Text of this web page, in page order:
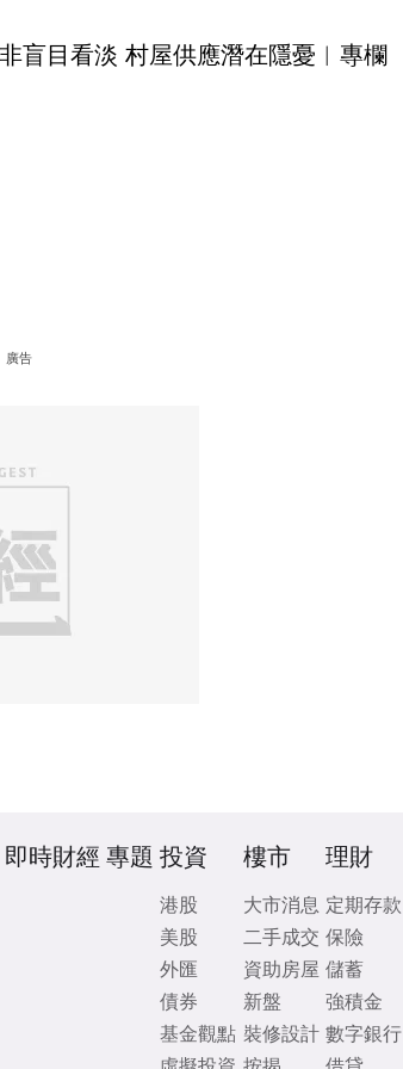
盲目看淡 村屋供應潛在隱憂︳專欄
廣告
即時財經 專題 投資
港股
美股
外匯
債券
基金觀點
樓市
大市消息
二手成交
資助房屋
新盤
裝修設計
理財
定期存款
保險
儲蓄
強積金
數字銀行